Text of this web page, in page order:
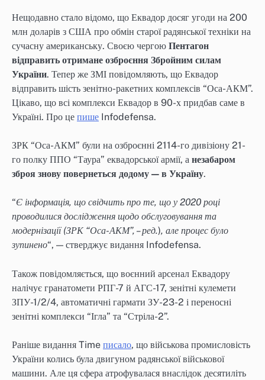
Нещодавно стало відомо, що Еквадор досяг угоди на 200
млн доларів з США про обмін старої радянської техніки на
сучасну американську. Своєю чергою Пентагон
відправить отримане озброєння Збройним силам
України. Тепер же ЗМІ повідомляють, що Еквадор
відправить шість зенітно-ракетних комплексів “Оса-АКМ”.
Цікаво, що всі комплекси Еквадор в 90-х придбав саме в
Україні. Про це пише Infodefensa.
ЗРК “Оса-АКМ” були на озброєнні 2114-го дивізіону 21-
го полку ППО “Таура” еквадорської армії, а незабаром
зброя знову повернеться додому — в Україну.
“Є інформація, що свідчить про те, що у 2020 році
проводилися дослідження щодо обслуговування та
модернізації (ЗРК “Оса-АКМ”, – ред.), але процес було
зупинено“, — стверджує видання Infodefensa.
Також повідомляється, що воєнний арсенал Еквадору
налічує гранатомети РПГ-7 й АГС-17, зенітні кулемети
ЗПУ-1/2/4, автоматичні гармати ЗУ-23-2 і переносні
зенітні комплекси “Ігла” та “Стріла-2”.
Раніше видання Time писало, що військова промисловість
України колись була двигуном радянської військової
машини. Але ця сфера атрофувалася внаслідок десятиліть